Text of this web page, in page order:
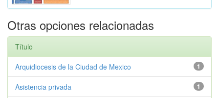
Otras opciones relacionadas
Título
1
Arquidiocesis de la Ciudad de Mexico
1
Asistencia privada